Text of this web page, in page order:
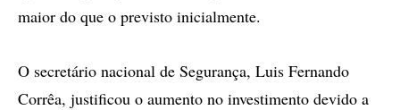
maior do que o previsto inicialmente.
O secretário nacional de Segurança, Luis Fernando
Corrêa, justificou o aumento no investimento devido a